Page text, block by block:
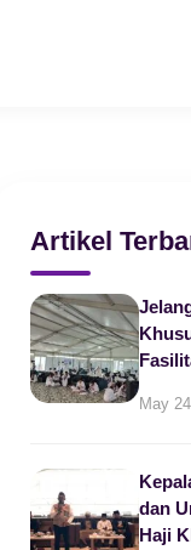
Artikel
May
dan
Haji